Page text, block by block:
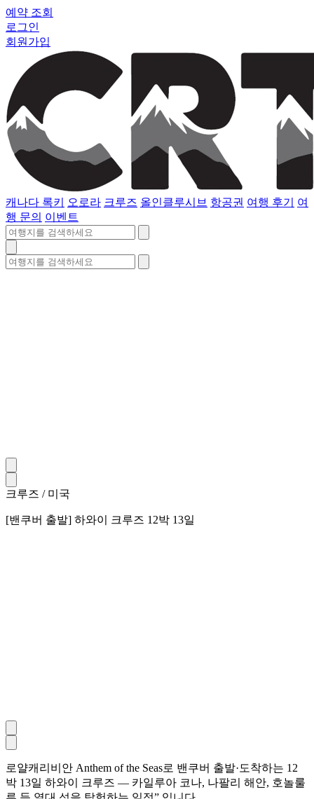
예약 조회
로그인
회원가입
캐나다 록키 오로라 크루즈 올인클루시브 항공권 여행 후기
여
행 문의 이벤트
크루즈 / 미국
[밴쿠버 출발] 하와이 크루즈 12박 13일
로얄캐리비안 Anthem of the Seas로 밴쿠버 출발·도착하는 12
박 13일 하와이 크루즈 — 카일루아 코나, 나팔리 해안, 호놀룰